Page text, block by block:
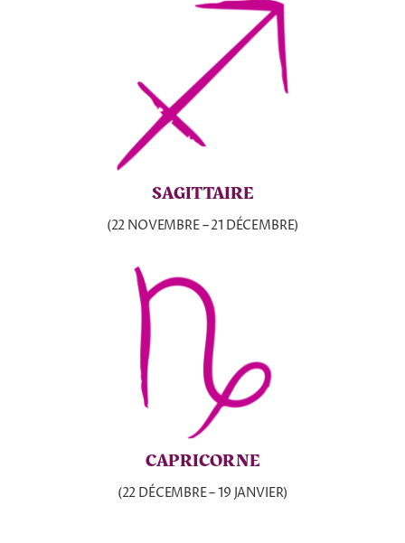
SAGITTAIRE
(22 NOVEMBRE – 21 DÉCEMBRE)
CAPRICORNE
(22 DÉCEMBRE – 19 JANVIER)